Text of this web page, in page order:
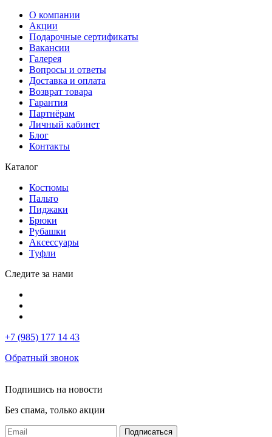
О компании
Акции
Подарочные сертификаты
Вакансии
Галерея
Вопросы и ответы
Доставка и оплата
Возврат товара
Гарантия
Партнёрам
Личный кабинет
Блог
Контакты
Каталог
Костюмы
Пальто
Пиджаки
Брюки
Рубашки
Аксессуары
Туфли
Следите за нами
+7 (985) 177 14 43
Обратный звонок
Подпишись на новости
Без спама, только акции
Подписаться